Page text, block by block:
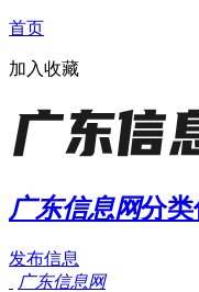
首页
加入收藏
广东信息网分
发布信息
广东信息网